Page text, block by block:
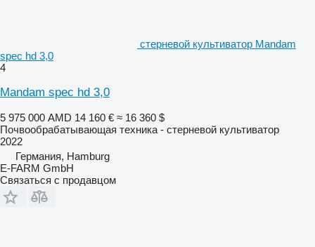
стерневой культиватор Mandam
spec hd 3,0
4
Mandam spec hd 3,0
5 975 000 AMD 14 160 € ≈ 16 360 $
Почвообрабатывающая техника - стерневой культиватор
2022
Германия, Hamburg
E-FARM GmbH
Связаться с продавцом